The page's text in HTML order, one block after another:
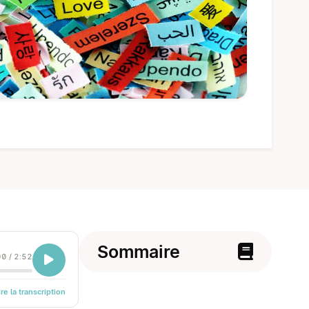
/ 2:52
la transcription
Sommaire